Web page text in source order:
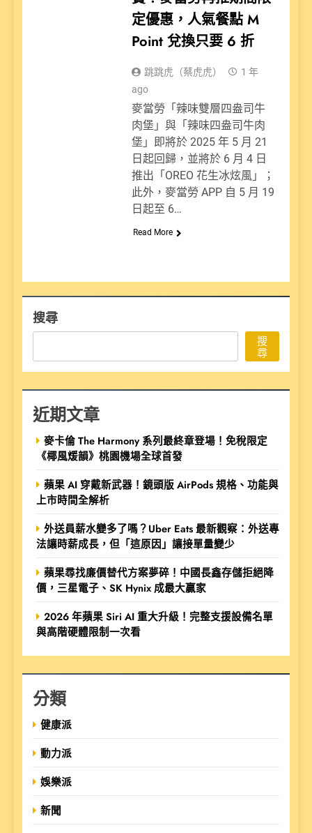
定優惠，人氣餐點 M
Point 兌換只要 6 折
跳跳虎（蔡虎虎）
1 年
ago
麥當勞「辣味雙層四盎司牛
肉堡」與「辣味四盎司牛肉
堡」即將於 2025 年 5 月 21
日起回歸，並將於 6 月 4 日
推出「OREO 花生冰炫風」；
此外，麥當勞 APP 自 5 月 19
日起至 6…
Read More
搜尋
搜
尋
近期文章
麥卡倫 The Harmony 系列最終章登場！免稅限定
《椰風煖韻》桃園機場全球首發
蘋果 AI 穿戴新武器！鏡頭版 AirPods 規格、功能與
上市時間全解析
外送員薪水變多了嗎？Uber Eats 最新觀察：外送專
法讓時薪成長，但「這原因」讓接單量變少
蘋果尋找廉價替代方案夢碎！中國長鑫存儲拒絕降
價，三星電子、SK Hynix 成最大贏家
2026 年蘋果 Siri AI 重大升級！完整支援設備名單
與高階硬體限制一次看
分類
健康派
動力派
娛樂派
新聞